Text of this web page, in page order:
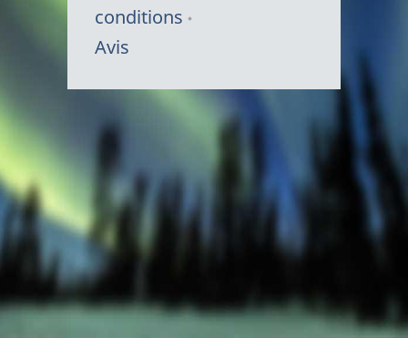
conditions
Avis
Canada